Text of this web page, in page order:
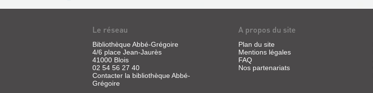
ENCYCLOPÉDIE
DU
CHIEN
Livre
Taggart,
Caroline
Le réseau
Bibliothèque Abbé-Grégoire
4/6 place Jean-Jaurès
41000 Blois
02 54 56 27 40
Contacter la bibliothèque Abbé-
Grégoire
A propos du site
Plan du site
Mentions légales
FAQ
Nos partenariats